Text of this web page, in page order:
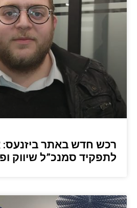
רכש חדש באתר ביזנעס:
לתפקיד סמנכ”ל שיווק